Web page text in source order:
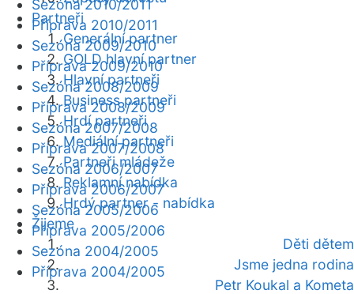
Partneři
Generální partner
GOLD hlavní partner
Hlavní partneři
Business partneři
Hrdí partneři
Mediální partneři
Partneři mládeže
Reklamní nabídka
Hrdý partner - nabídka
Žijeme
Děti dětem
Jsme jedna rodina
Petr Koukal a Kometa
Sezóna 2010/2011
Příprava 2010/2011
Sezóna 2009/2010
Příprava 2009/2010
Sezóna 2008/2009
Příprava 2008/2009
Sezóna 2007/2008
Příprava 2007/2008
Sezóna 2006/2007
Příprava 2006/2007
Sezóna 2005/2006
Příprava 2005/2006
Sezóna 2004/2005
Příprava 2004/2005